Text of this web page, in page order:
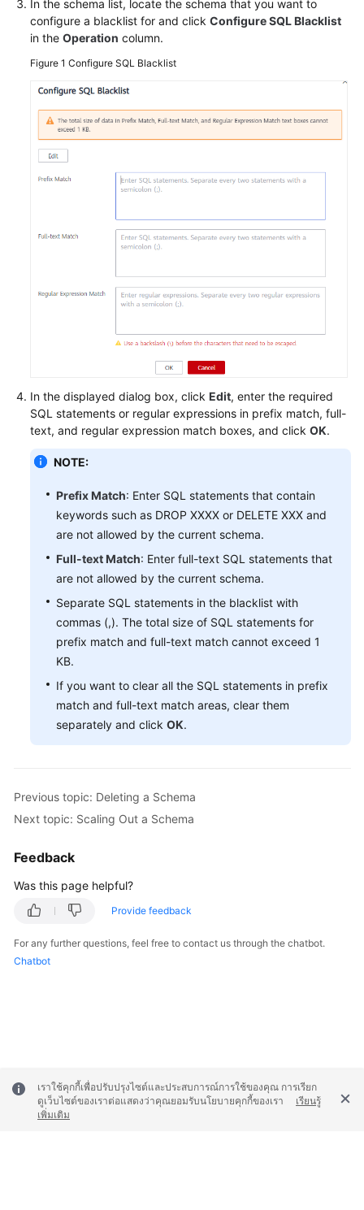
Best
Practices
White
Paper
FAQs
General
Shared
Responsibilities
Level
White
Papers
Permissions
In the schema list, locate the schema that you want to
configure a blacklist for and click Configure SQL Blacklist
in the Operation column.
Figure 1 Configure SQL Blacklist
In the displayed dialog box, click Edit, enter the required
SQL statements or regular expressions in prefix match, full-
text, and regular expression match boxes, and click OK.
NOTE:
Prefix Match: Enter SQL statements that contain
keywords such as DROP XXXX or DELETE XXX and
are not allowed by the current schema.
Full-text Match: Enter full-text SQL statements that
are not allowed by the current schema.
Separate SQL statements in the blacklist with
commas (,). The total size of SQL statements for
prefix match and full-text match cannot exceed 1
KB.
If you want to clear all the SQL statements in prefix
match and full-text match areas, clear them
separately and click OK.
Previous topic: Deleting a Schema
Next topic: Scaling Out a Schema
Feedback
Was this page helpful?
Provide feedback
For any further questions, feel free to contact us through the chatbot.
Chatbot
เราใช้คุกกี้เพื่อปรับปรุงไซต์และประสบการณ์การใช้ของคุณ การเรียก
ดูเว็บไซต์ของเราต่อแสดงว่าคุณยอมรับนโยบายคุกกี้ของเรา
เรียนรู้
เพิ่มเติม